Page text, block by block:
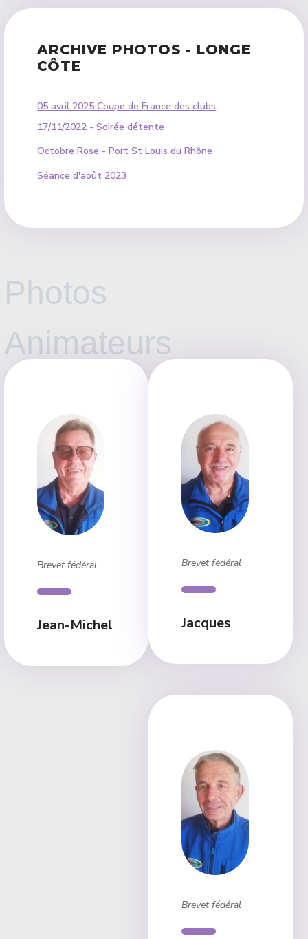
ARCHIVE PHOTOS - LONGE
CÔTE
05 avril 2025 Coupe de France des clubs
17/11/2022 - Soirée détente
Octobre Rose - Port St Louis du Rhône
Séance d'août 2023
Photos
Animateurs
Brevet fédéral
Jean-Michel
Brevet fédéral
Jacques
Brevet fédéral